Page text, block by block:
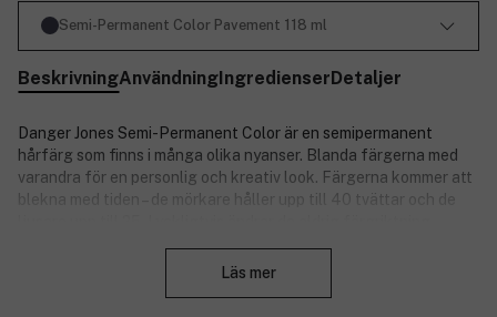
Semi-Permanent Color Pavement 118 ml
BeskrivningAnvändningIngredienserDetaljer
Danger Jones Semi-Permanent Color är en semipermanent
hårfärg som finns i många olika nyanser. Blanda färgerna med
varandra för en personlig och kreativ look. Färgerna kommer att
blekna med tiden – de mörkare håller upp till 40 tvättar och de
3295600
Läs mer